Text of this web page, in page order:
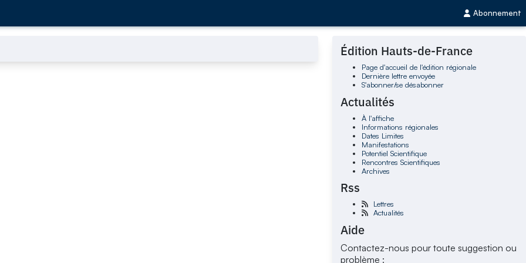
Abonnement
Édition Hauts-de-France
Page d'accueil de l'édition régionale
Dernière lettre envoyée
S'abonner/se désabonner
Actualités
À l'affiche
Informations régionales
Dates Limites
Manifestations
Potentiel Scientifique
Rencontres Scientifiques
Archives
Rss
Lettres
Actualités
Aide
Contactez-nous pour toute suggestion ou
problème :